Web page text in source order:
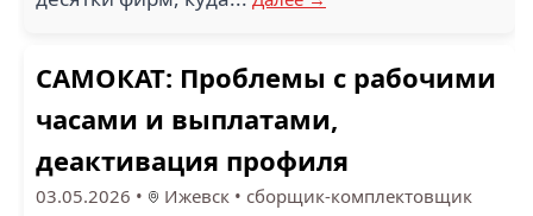
САМОКАТ: Проблемы с рабочими
часами и выплатами,
деактивация профиля
03.05.2026 • Ижевск • сборщик-комплектовщик